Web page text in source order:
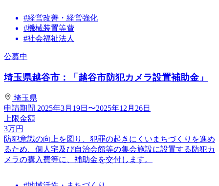
#経営改善・経営強化
#機械装置等費
#社会福祉法人
公募中
埼玉県越谷市：「越谷市防犯カメラ設置補助金」
埼玉県
申請期間 2025年3月19日〜2025年12月26日
上限金額
3万円
防犯意識の向上を図り、犯罪の起きにくいまちづくりを進め
るため、個人宅及び自治会館等の集会施設に設置する防犯カ
メラの購入費等に、補助金を交付します。